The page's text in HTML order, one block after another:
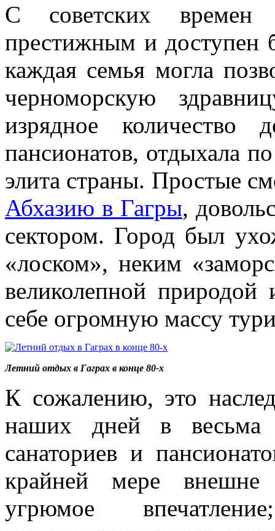
С советских времен
престижным и доступен
каждая семья могла
черноморскую
изрядное количество
пансионатов, отдыхала
элита страны. Простые
Абхазию в Гагры,
сектором. Город был
«лоском», неким
великолепной
себе огромную массу
Летний отдых в Гаграх в конце 80-х
К сожалению, это
наших дней в весьма
санаториев и
крайней мере внешне
угрюмое